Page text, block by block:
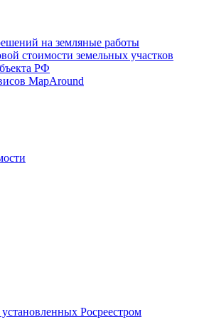
на земляные работы
стоимости земельных участков
РФ
MapAround
Росреестром